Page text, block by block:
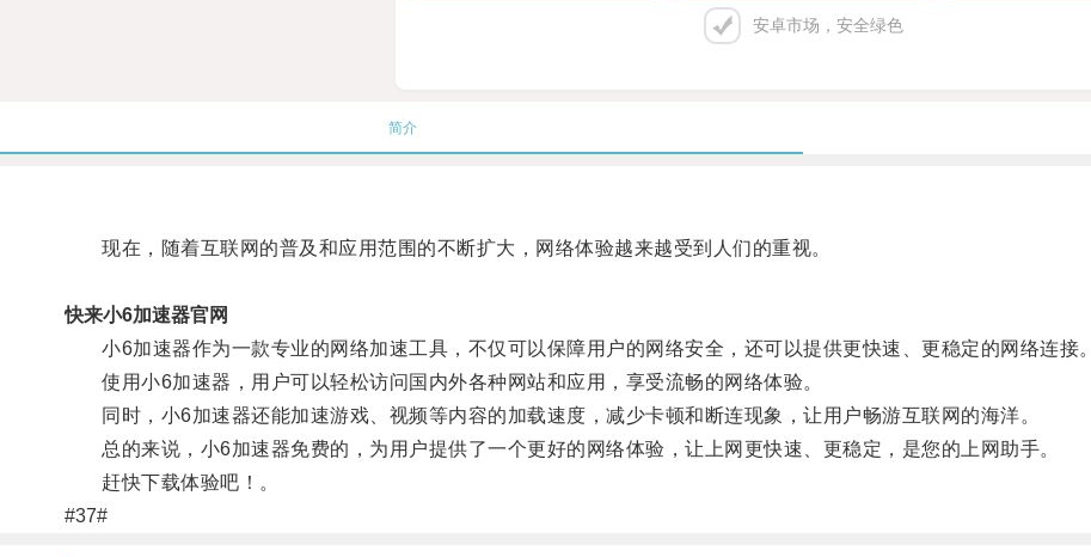
安卓市场，安全绿色
简介
现在，随着互联网的普及和应用范围的不断扩大，网络体验越来越受到人们的重视。
快来小6加速器官网
小6加速器作为一款专业的网络加速工具，不仅可以保障用户的网络安全，还可以提供更快速、更稳定的网络连接。
使用小6加速器，用户可以轻松访问国内外各种网站和应用，享受流畅的网络体验。
同时，小6加速器还能加速游戏、视频等内容的加载速度，减少卡顿和断连现象，让用户畅游互联网的海洋。
总的来说，小6加速器免费的，为用户提供了一个更好的网络体验，让上网更快速、更稳定，是您的上网助手。
赶快下载体验吧！。
#37#